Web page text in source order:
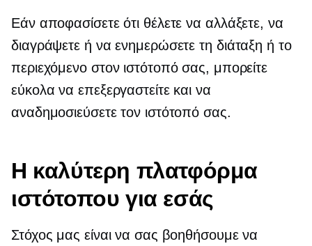
Εάν αποφασίσετε ότι θέλετε να αλλάξετε, να
διαγράψετε ή να ενημερώσετε τη διάταξη ή το
περιεχόμενο στον ιστότοπό σας, μπορείτε
εύκολα να επεξεργαστείτε και να
αναδημοσιεύσετε τον ιστότοπό σας.
Η καλύτερη πλατφόρμα
ιστότοπου για εσάς
Στόχος μας είναι να σας βοηθήσουμε να